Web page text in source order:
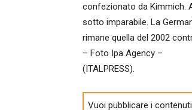
confezionato da Kimmich.
sotto imparabile. La
rimane quella del 2002
– Foto Ipa Agency –
(ITALPRESS).
Vuoi pubblicare i